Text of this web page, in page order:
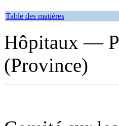
Table des matières
Hôpitaux —
(Province)